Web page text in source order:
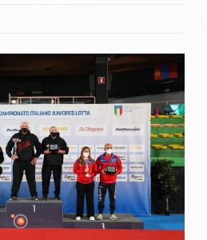
disciplina
News
e Risultati
Didattica
Federali
Karate
disciplina
News
e Risultati
Didattica
Federali
marziali